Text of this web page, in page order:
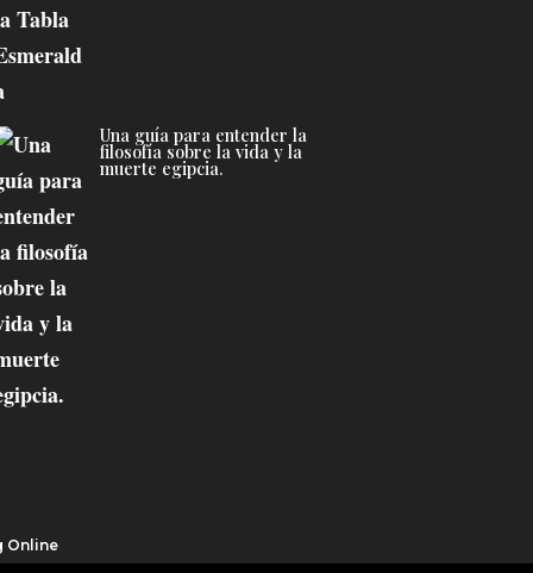
Una guía para entender la
filosofía sobre la vida y la
muerte egipcia.
Online